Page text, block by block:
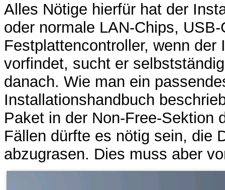
Alles Nötige hierfür hat der
oder normale LAN-Chips,
Festplattencontroller, wenn
vorfindet, sucht er
danach. Wie man ein
Installationshandbuch
Paket in der Non-Free-Sektion
Fällen dürfte es nötig sein, die
abzugrasen. Dies muss aber